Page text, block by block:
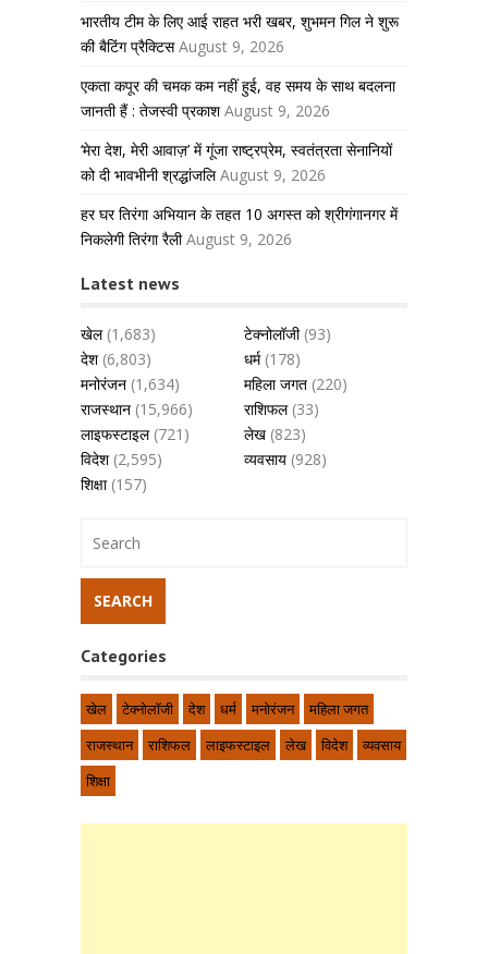
भारतीय टीम के लिए आई राहत भरी खबर, शुभमन गिल ने शुरू
की बैटिंग प्रैक्टिस August 9, 2026
एकता कपूर की चमक कम नहीं हुई, वह समय के साथ बदलना
जानती हैं : तेजस्वी प्रकाश August 9, 2026
‘मेरा देश, मेरी आवाज़’ में गूंजा राष्ट्रप्रेम, स्वतंत्रता सेनानियों
को दी भावभीनी श्रद्धांजलि August 9, 2026
हर घर तिरंगा अभियान के तहत 10 अगस्त को श्रीगंगानगर में
निकलेगी तिरंगा रैली August 9, 2026
Latest news
खेल(1,683) टेक्नोलॉजी(93)
देश(6,803) धर्म(178)
मनोरंजन (1,634) महिला जगत (220)
राजस्थान (15,966) राशिफल(33)
लाइफस्टाइल(721) लेख (823)
विदेश(2,595) व्यवसाय (928)
शिक्षा(157)
Categories
खेल टेक्नोलॉजी देश धर्म मनोरंजन
महिला जगत
राजस्थान
राशिफल लाइफस्टाइल लेख विदेश
व्यवसाय
शिक्षा